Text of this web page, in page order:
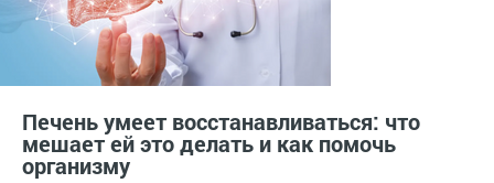
Печень умеет восстанавливаться: что
мешает ей это делать и как помочь
организму